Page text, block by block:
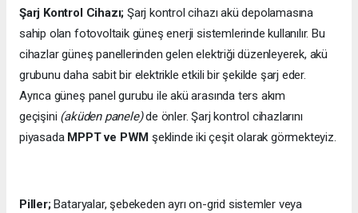
Şarj Kontrol Cihazı; Şarj kontrol cihazı akü depolamasına
sahip olan fotovoltaik güneş enerji sistemlerinde kullanılır. Bu
cihazlar güneş panellerinden gelen elektriği düzenleyerek, akü
grubunu daha sabit bir elektrikle etkili bir şekilde şarj eder.
Ayrıca güneş panel gurubu ile akü arasında ters akım
geçişini (aküden panele)de önler. Şarj kontrol cihazlarını
piyasada MPPT ve PWM şeklinde iki çeşit olarak görmekteyiz.
Piller;Bataryalar, şebekeden ayrı on-grid sistemler veya